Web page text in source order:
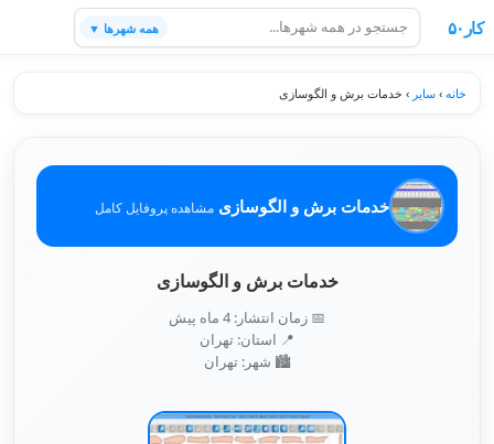
کار۵۰ همه شهرها ▼
خانه › سایر › خدمات برش و الگوسازی
خدمات برش و الگوسازی مشاهده پروفایل کامل
خدمات برش و الگوسازی
📅 زمان انتشار: 4 ماه پیش
📍 استان: تهران
🏙️ شهر: تهران